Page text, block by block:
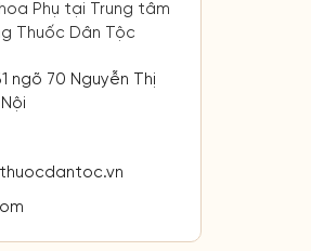
Phụ tại Trung tâm
Thuốc Dân Tộc
ngõ 70 Nguyễn Thị